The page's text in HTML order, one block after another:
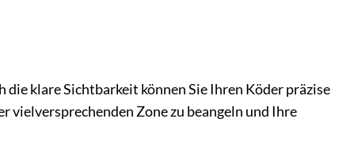
klare Sichtbarkeit können Sie Ihren Köder präzise
vielversprechenden Zone zu beangeln und Ihre